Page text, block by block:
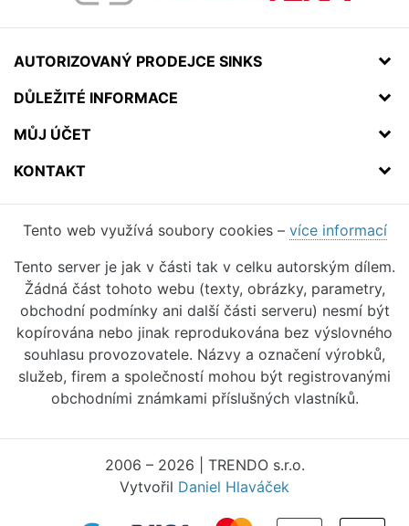
AUTORIZOVANÝ PRODEJCE SINKS
DŮLEŽITÉ INFORMACE
MŮJ ÚČET
KONTAKT
Tento web využívá soubory cookies – více informací
Tento server je jak v části tak v celku autorským dílem.
Žádná část tohoto webu (texty, obrázky, parametry,
obchodní podmínky ani další části serveru) nesmí být
kopírována nebo jinak reprodukována bez výslovného
souhlasu provozovatele. Názvy a označení výrobků,
služeb, firem a společností mohou být registrovanými
obchodními známkami příslušných vlastníků.
2006 – 2026 | TRENDO s.r.o.
Vytvořil Daniel Hlaváček